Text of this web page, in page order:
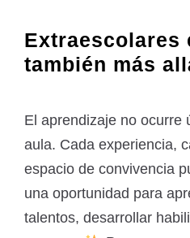
Extraescolares
también más
El aprendizaje no ocurre
aula. Cada experiencia,
espacio de convivencia
una oportunidad para
talentos, desarrollar